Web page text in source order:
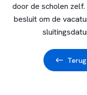
door de scholen
besluit om de